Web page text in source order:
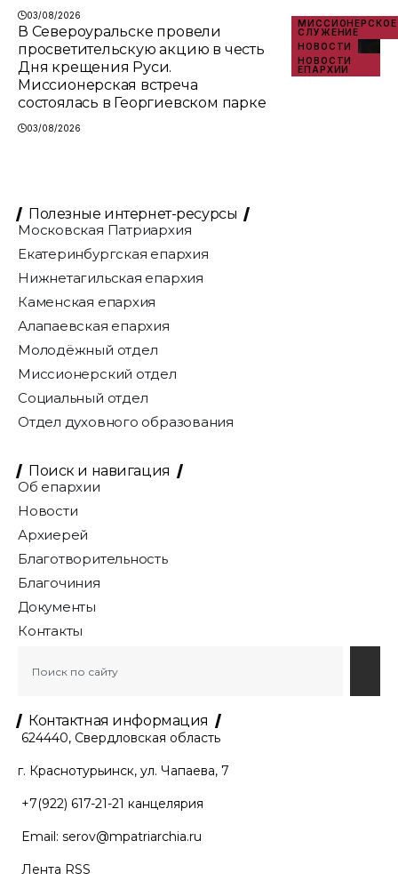
03/08/2026
МИССИОНЕРСКОЕ
СЛУЖЕНИЕ
НОВОСТИ
НОВОСТИ
ЕПАРХИИ
В Североуральске провели
просветительскую акцию в честь
Дня крещения Руси.
Миссионерская встреча
состоялась в Георгиевском парке
03/08/2026
Полезные интернет-ресурсы
Московская Патриархия
Екатеринбургская епархия
Нижнетагильская епархия
Каменская епархия
Алапаевская епархия
Молодёжный отдел
Миссионерский отдел
Социальный отдел
Отдел духовного образования
Поиск и навигация
Об епархии
Новости
Архиерей
Благотворительность
Благочиния
Документы
Контакты
Контактная информация
624440, Свердловская область
г. Краснотурьинск, ул. Чапаева, 7
+7(922) 617-21-21 канцелярия
Email: serov@mpatriarchia.ru
Лента RSS